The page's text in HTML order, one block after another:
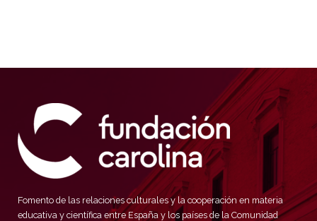
Fomento de las relaciones culturales y la cooperación en materia
educativa y científica entre España y los países de la Comunidad